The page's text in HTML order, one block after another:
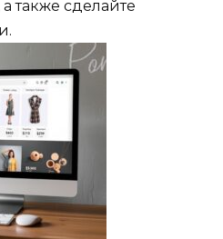
также сделайте